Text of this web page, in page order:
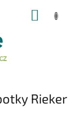
Rieker